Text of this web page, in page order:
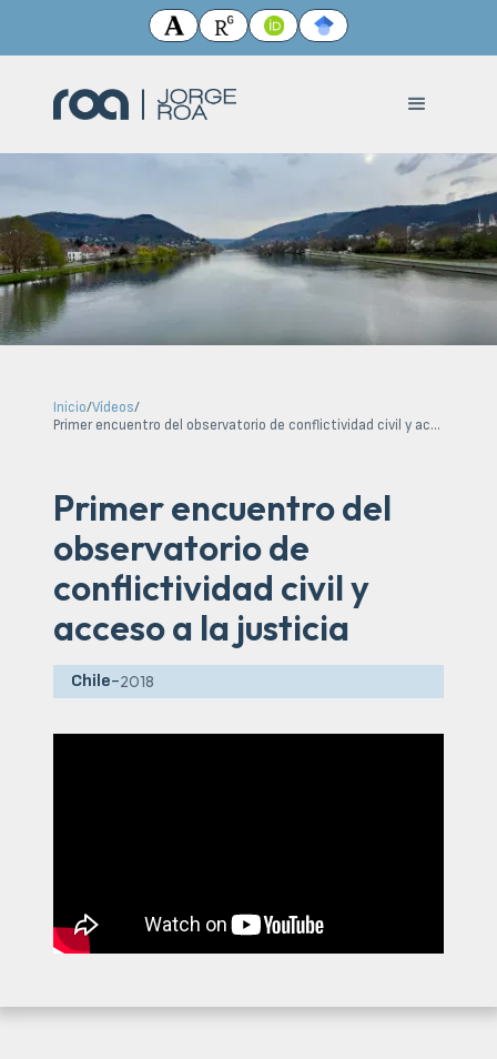
Inicio/Vídeos/
Primer encuentro del observatorio de conflictividad civil y acceso a la justicia
Primer encuentro del
observatorio de
conflictividad civil y
acceso a la justicia
Chile-2018